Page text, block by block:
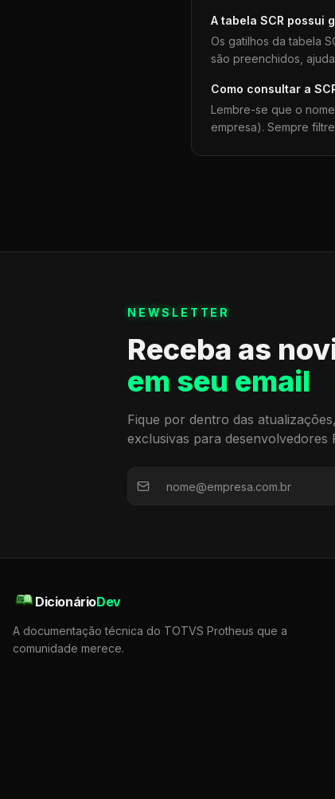
A tabela SCR possui
Os gatilhos da tabela
são preenchidos,
Como consultar a
Lembre-se que o
empresa). Sempre
NEWSLETTER
Receba as
em seu email
Fique por dentro das
exclusivas para desenvolvedores
DicionárioDev
A documentação técnica do TOTVS Protheus que a
comunidade merece.